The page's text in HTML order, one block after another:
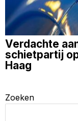
Verdachte
schietpartij
Haag
Zoeken